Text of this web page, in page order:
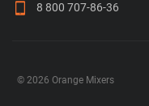
8 800 707-86-36
© 2026 Orange Mixers